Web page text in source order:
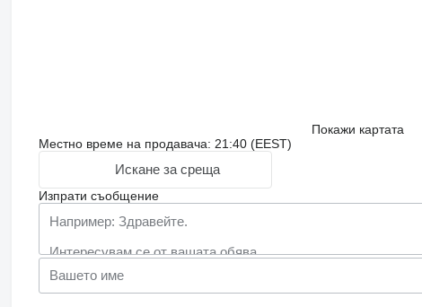
Покажи картата
Местно време на продавача: 21:40 (EEST)
Искане за среща
Изпрати съобщение